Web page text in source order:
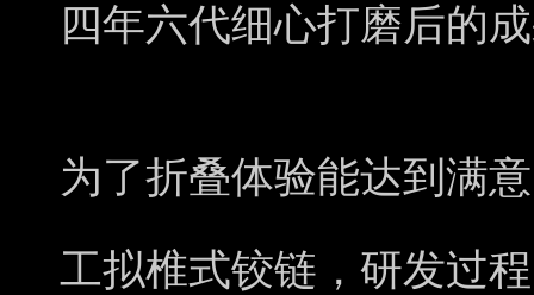
四年六代细心打磨后的
为了折叠体验能达到满
工拟椎式铰链，研发过